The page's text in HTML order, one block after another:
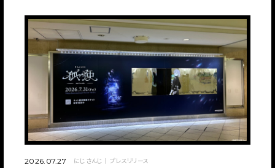
2026.07.27 にじさんじ プレスリリース